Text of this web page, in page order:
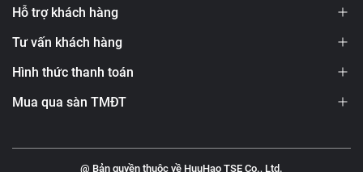
Hỗ trợ khách hàng
Tư vấn khách hàng
Hình thức thanh toán
Mua qua sàn TMĐT
@ Bản quyền thuộc về HuuHao TSE Co., Ltd.